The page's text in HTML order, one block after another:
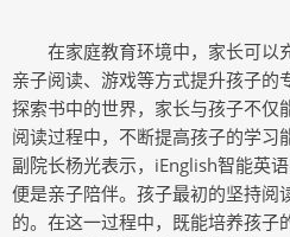
在家庭教育环境中，家长可以
亲子阅读、游戏等方式提升孩子的
探索书中的世界，家长与孩子不仅
阅读过程中，不断提高孩子的学习
副院长杨光表示，iEnglish智能英
便是亲子陪伴。孩子最初的坚持阅
的。在这一过程中，既能培养孩子